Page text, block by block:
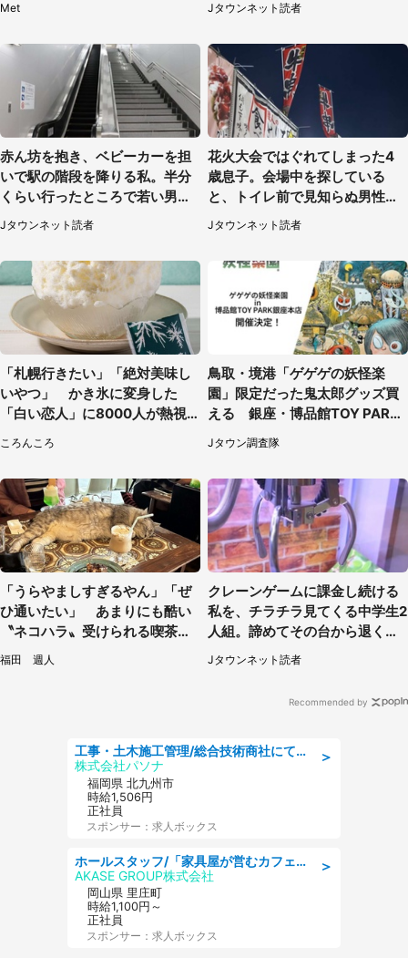
Met
代女性）
Jタウンネット読者
赤ん坊を抱き、ベビーカーを担
いで駅の階段を降りる私。半分
くらい行ったところで若い男性
が...（埼玉県・50代女性）
Jタウンネット読者
花火大会ではぐれてしまった4
歳息子。会場中を探している
と、トイレ前で見知らぬ男性に
（東京都・女性）
Jタウンネット読者
「札幌行きたい」「絶対美味し
いやつ」 かき氷に変身した
「白い恋人」に8000人が熱視
ころんころ
鳥取・境港「ゲゲゲの妖怪楽
園」限定だった鬼太郎グッズ買
える 銀座・博品館TOY PARK
へ急げ【8／8～31】
Jタウン調査隊
「うらやましすぎるやん」「ぜ
ひ通いたい」 あまりにも酷い
〝ネコハラ〟受けられる喫茶店
に5.3万人驚がく
福田 週人
クレーンゲームに課金し続ける
私を、チラチラ見てくる中学生2
人組。諦めてその台から退く
と、後ろから声が（東京都・40
代女性）
Jタウンネット読者
Recommended by
＞
工事・土木施工管理/総合技術商社にて施工管理のお仕事/即日勤務可/車通勤可/工事・土木施工管理/生産・品質管理
株式会社パソナ
福岡県 北九州市
時給1,506円
正社員
スポンサー：求人ボックス
＞
ホールスタッフ/「家具屋が営むカフェスタッフ!」週2日～OK!嬉しいまかない付き/岡山県/浅口郡里庄町
AKASE GROUP株式会社
岡山県 里庄町
時給1,100円～
正社員
スポンサー：求人ボックス